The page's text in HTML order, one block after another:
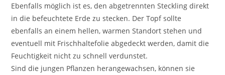
Ebenfalls möglich ist es, den abgetrennten Steckling direkt
in die befeuchtete Erde zu stecken. Der Topf sollte
ebenfalls an einem hellen, warmen Standort stehen und
eventuell mit Frischhaltefolie abgedeckt werden, damit die
Feuchtigkeit nicht zu schnell verdunstet.
Sind die jungen Pflanzen herangewachsen, können sie